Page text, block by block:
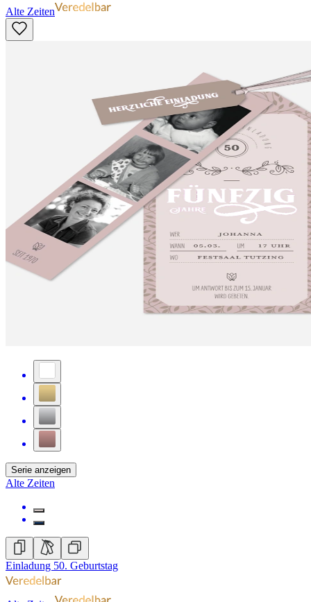
Alte Zeiten
Serie anzeigen
Alte Zeiten
Einladung 50. Geburtstag